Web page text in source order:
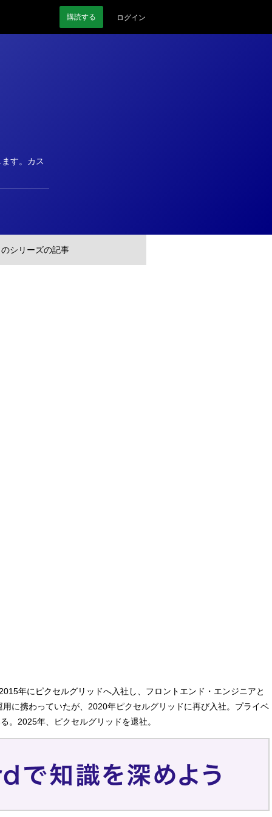
購読する ログイン
す。カス
シリーズの記事
年にピクセルグリッドへ入社し、フロントエンド・エンジニアと
に携わっていたが、2020年ピクセルグリッドに再び入社。プライベ
。2025年、ピクセルグリッドを退社。